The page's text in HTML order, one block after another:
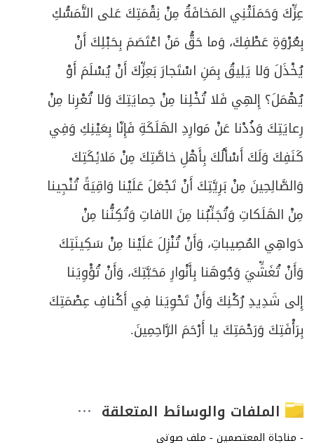
عِزِّكَ وَحَمَلَتْنِي المَخافَةُ مِنْ نِقْمَتِكَ عَلى التَّمَسُّكِ
بِعُرْوَةِ عَطْفِكَ، وَما حَقُّ مَنْ اعْتَصَمَ بِحَبْلِكَ أَنْ
يُخْذَلَ وَلا يَلِيقُ بِمَنِ اسْتَجارَ بَعِزِّكَ أَنْ يُسْلَمَ أَوْ
يُهْمَلَ؟ إِلهِي فَلا تُخْلِنا مِنْ حِمايَتِكَ وَلا تُعْرِنا مِنْ
رِعايَتِكَ وَذُدْنا عَنْ مَوارِدِ الهَلَكَةِ فَإِنّا بِعَيْنِكِ وَفِي
كَنَفِكَ وَلَكَ أَسْأَلُكَ بِأَهْلِ خاصَّتِكَ مِنْ مَلائِكَتِكَ
وَالصَّالِحِينَ مِنْ بَرِيَّتِكَ أَنْ تَجْعَلَ عَلَيْنا وَاقِيَةً تُنْجِينا
مِنْ الهَلَكاتِ وَتُجَنِّبُنا مِنَ الافاتِ وَتُكِنُّنا مِنْ
دَواهِي المُصِيباتِ، وَأَنْ تُنْزِلَ عَلَيْنا مِنْ سَكِينَتِكَ
وَأَنْ تُغَشِّيَ وَجُوهَنا بِأَنْوارِ مَحَبَّتِكَ، وَأَنْ تُؤْوِيَنا
إِلى شَدِيدِ رُكْنِكَ وَأَنْ تَحْوِيَنا فِي أَكْنافِ عِصْمَتِكَ
بِرَأْفَتِكَ وَرَحْمَتِكَ يا أَرْحَمَ الرَّاحِمِينَ.
الملفات والوسائط المتعلقة